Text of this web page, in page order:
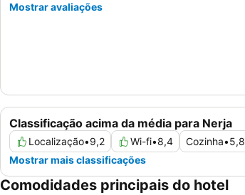
Classificação acima da média para Nerja
Localização•9,2 Wi-fi•8,4 Cozinha•5,8
Mostrar mais classificações
Mostrar avaliações
Comodidades principais do hotel